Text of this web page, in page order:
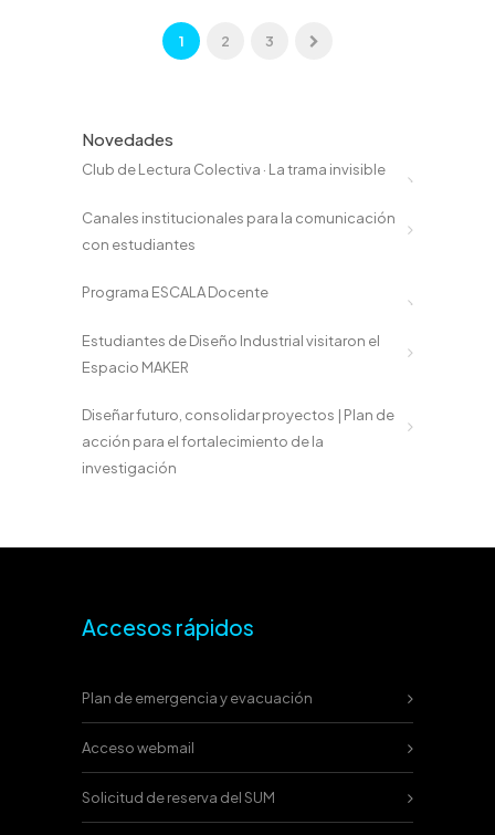
1 2 3
Novedades
Club de Lectura Colectiva · La trama invisible
Canales institucionales para la comunicación
con estudiantes
Programa ESCALA Docente
Estudiantes de Diseño Industrial visitaron el
Espacio MAKER
Diseñar futuro, consolidar proyectos | Plan de
acción para el fortalecimiento de la
investigación
Accesos rápidos
Plan de emergencia y evacuación
Acceso webmail
Solicitud de reserva del SUM